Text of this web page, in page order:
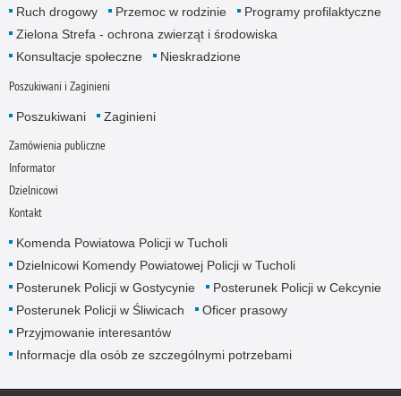
Ruch drogowy Przemoc w rodzinie
Programy profilaktyczne
Zielona Strefa - ochrona zwierząt i środowiska
Konsultacje społeczne
Nieskradzione
Poszukiwani i Zaginieni
Poszukiwani Zaginieni
Zamówienia publiczne
Informator
Dzielnicowi
Kontakt
Komenda Powiatowa Policji w Tucholi
Dzielnicowi Komendy Powiatowej Policji w Tucholi
Posterunek Policji w Gostycynie
Posterunek Policji w Cekcynie
Posterunek Policji w Śliwicach
Oficer prasowy
Przyjmowanie interesantów
Informacje dla osób ze szczególnymi potrzebami